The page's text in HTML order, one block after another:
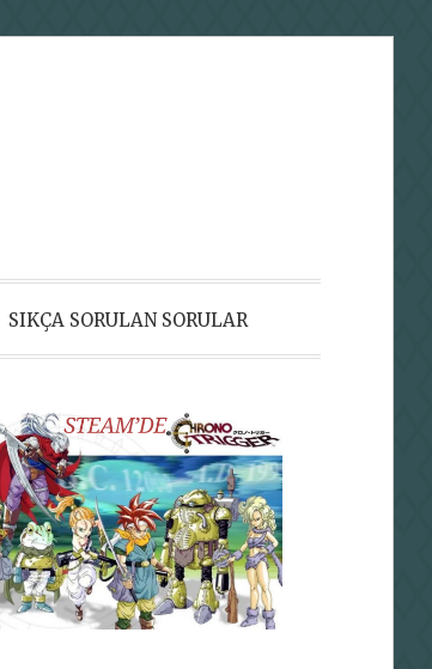
SIKÇA SORULAN SORULAR